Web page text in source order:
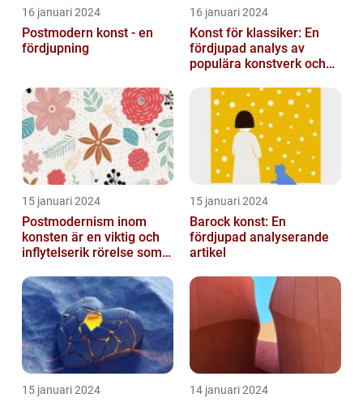
16 januari 2024
Postmodern konst - en
fördjupning
16 januari 2024
Konst för klassiker: En
fördjupad analys av
populära konstverk och
15 januari 2024
Postmodernism inom
konsten är en viktig och
inflytelserik rörelse som
normer o...
15 januari 2024
Barock konst: En
fördjupad analyserande
artikel
15 januari 2024 14 januari 2024